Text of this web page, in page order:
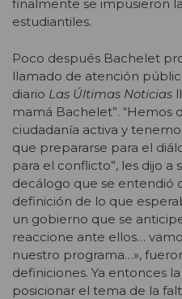
finalmente se impusieron
estudiantiles.
Poco después Bachelet
llamado de atención
diario Las Últimas Noticias
mamá Bachelet”. “Hemos
ciudadanía activa y
que prepararse para el
para el conflicto”, les dijo a
decálogo que se entendió
definición de lo que
un gobierno que se
reaccione ante ellos…
nuestro programa…»,
definiciones. Ya entonces
posicionar el tema de la